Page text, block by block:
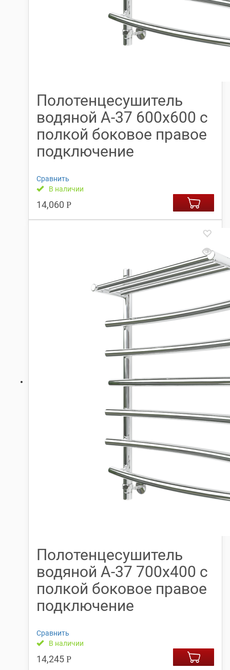
Полотенцесушитель
водяной А-37 600х600 с
полкой боковое правое
подключение
Сравнить
В наличии
14,060 Р
Полотенцесушитель
водяной А-37 700х400 с
полкой боковое правое
подключение
Сравнить
В наличии
14,245 Р